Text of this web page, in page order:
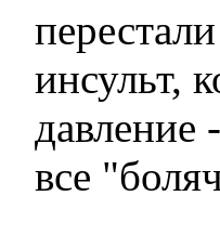
инсульт,
давление
все